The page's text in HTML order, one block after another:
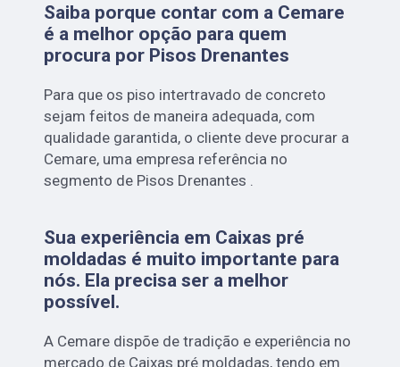
Saiba porque contar com a Cemare
é a melhor opção para quem
procura por Pisos Drenantes
Para que os piso intertravado de concreto
sejam feitos de maneira adequada, com
qualidade garantida, o cliente deve procurar a
Cemare, uma empresa referência no
segmento de Pisos Drenantes .
Sua experiência em Caixas pré
moldadas é muito importante para
nós. Ela precisa ser a melhor
possível.
A Cemare dispõe de tradição e experiência no
mercado de Caixas pré moldadas, tendo em